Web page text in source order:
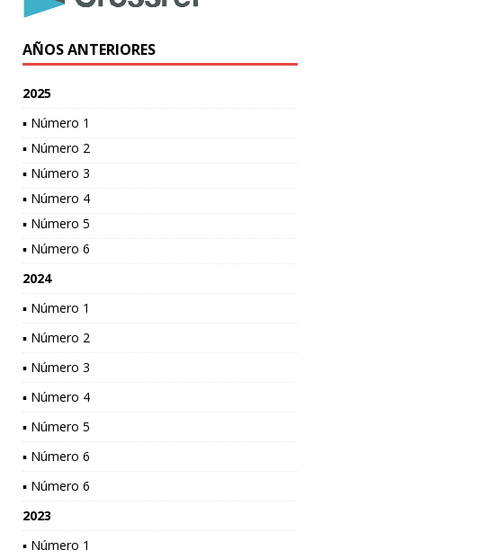
AÑOS ANTERIORES
2025
▪ Número 1
▪ Número 2
▪ Número 3
▪ Número 4
▪ Número 5
▪ Número 6
2024
▪ Número 1
▪ Número 2
▪ Número 3
▪ Número 4
▪ Número 5
▪ Número 6
▪ Número 6
2023
▪ Número 1